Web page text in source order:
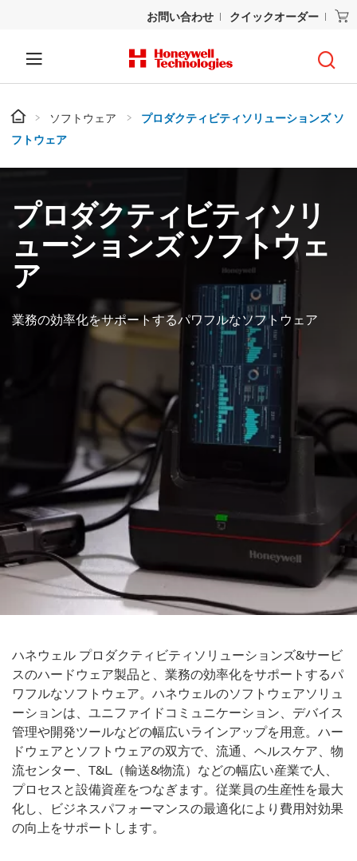
お問い合わせ クイックオーダー
ソフトウェア
プロダクティビティソリューションズ ソ
フトウェア
プロダクティビティソリ
ューションズ ソフトウェ
ア
業務の効率化をサポートするパワフルなソフトウェア
ハネウェル プロダクティビティソリューションズ&サービ
スのハードウェア製品と、業務の効率化をサポートするパ
ワフルなソフトウェア。ハネウェルのソフトウェアソリュ
ーションは、ユニファイドコミュニケーション、デバイス
管理や開発ツールなどの幅広いラインアップを用意。ハー
ドウェアとソフトウェアの双方で、流通、ヘルスケア、物
流センター、T&L（輸送&物流）などの幅広い産業で人、
プロセスと設備資産をつなぎます。従業員の生産性を最大
化し、ビジネスパフォーマンスの最適化により費用対効果
の向上をサポートします。